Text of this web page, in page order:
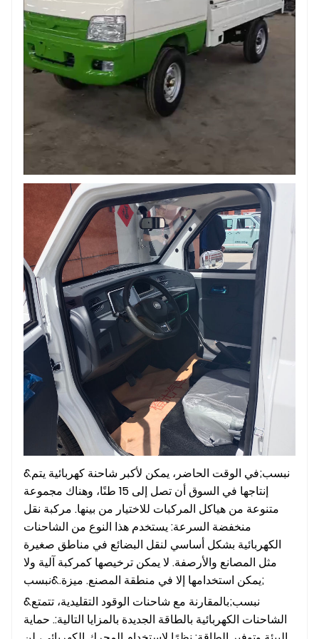
&نبسب;في الوقت الحاضر، يمكن لأكبر شاحنة كهربائية يتم
إنتاجها في السوق أن تصل إلى 15 طنًا، وهناك مجموعة
متنوعة من هياكل المركبات للاختيار من بينها. مركبة نقل
منخفضة السرعة: يستخدم هذا النوع من الشاحنات
الكهربائية بشكل أساسي لنقل البضائع في مناطق صغيرة
مثل المصانع والأرصفة. لا يمكن ترخيصها كمركبة آلية ولا
يمكن استخدامها إلا في منطقة المصنع. ميزة.&نبسب;
&نبسب;بالمقارنة مع شاحنات الوقود التقليدية، تتمتع
الشاحنات الكهربائية بالطاقة الجديدة بالمزايا التالية:. حماية